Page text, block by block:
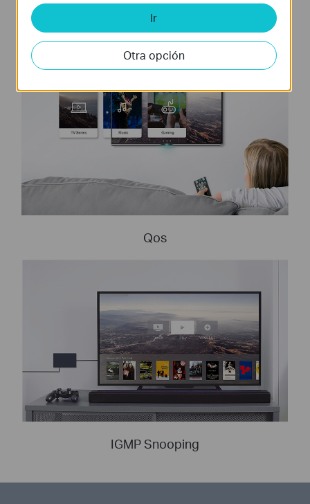
de red especialmente en las ciertas aplicaciones
como el IPTV.
Qos
IGMP Snooping
Ir
Otra opción